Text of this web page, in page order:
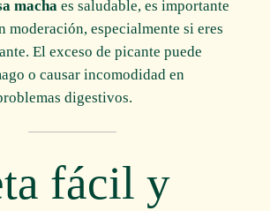
macha es saludable, es importante
moderación, especialmente si eres
El exceso de picante puede
o causar incomodidad en
digestivos.
fácil y